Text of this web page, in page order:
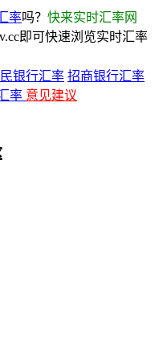
率吗？ 快来实时汇率网
即可快速浏览实时汇率
银行汇率 招商银行汇率
率 意见建议